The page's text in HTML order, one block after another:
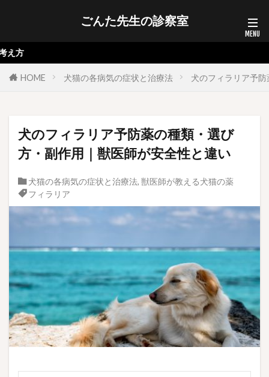
ごんた先生の診察室
HOME 犬猫の各病気の症状と治療法 犬のフィラリア予
犬のフィラリア予防薬の種類・選び
方・副作用｜獣医師が安全性と違い
犬猫の各病気の症状と治療法, 獣医師が教える犬猫の薬
フィラリア